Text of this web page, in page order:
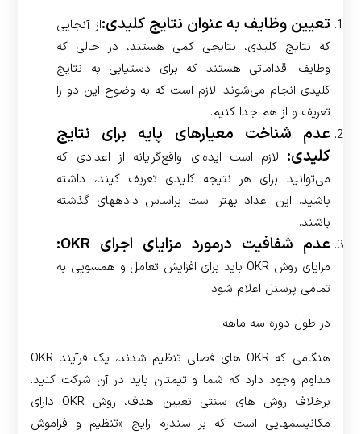
تعیین وظایف به عنوان نتایج کلیدی:از آنجایی
که نتایج کلیدی، نتایجی کمی هستند، در حالی که
وظایف اقداماتی هستند که برای دستیابی به نتایج
کلیدی انجام می‌شوند. لازم است که به وضوح این دو را
تعریف و از هم جدا کنیم.
عدم شناخت معیارهای پایه برای نتایج
کلیدی: لازم است ایده‌ای واقع‌گرایانه از اعدادی که
می‌توانید برای هر نتیجه کلیدی تعریف کیند، داشته
باشید. این اعداد بهتر است براساس داده­های گذشته
باشند.
عدم شفافیت درمورد مزایای اجرای OKR:
مزایای روش OKR باید برای افزایش تعامل و همسویی به
تمامی پرسنل اعلام شود.
در طول دوره سه ماهه
هنگامی که OKR های فصلی تنظیم شدند، یک فرآیند OKR
مداوم وجود دارد که شما و تیمتان باید در آن شرکت کنید.
برخلاف روش های سنتی تعیین هدف، روش OKR دارای
مکانیسم­هایی است که بر سندرم رایج «تنظیم و فراموش